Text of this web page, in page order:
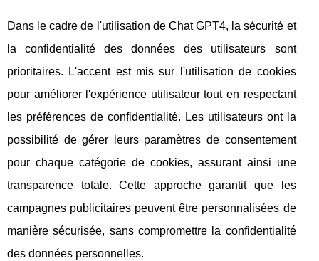
Dans le cadre de l'utilisation de Chat GPT4, la sécurité et
la confidentialité des données des utilisateurs sont
prioritaires. L'accent est mis sur l'utilisation de cookies
pour améliorer l'expérience utilisateur tout en respectant
les préférences de confidentialité. Les utilisateurs ont la
possibilité de gérer leurs paramètres de consentement
pour chaque catégorie de cookies, assurant ainsi une
transparence totale. Cette approche garantit que les
campagnes publicitaires peuvent être personnalisées de
manière sécurisée, sans compromettre la confidentialité
des données personnelles.